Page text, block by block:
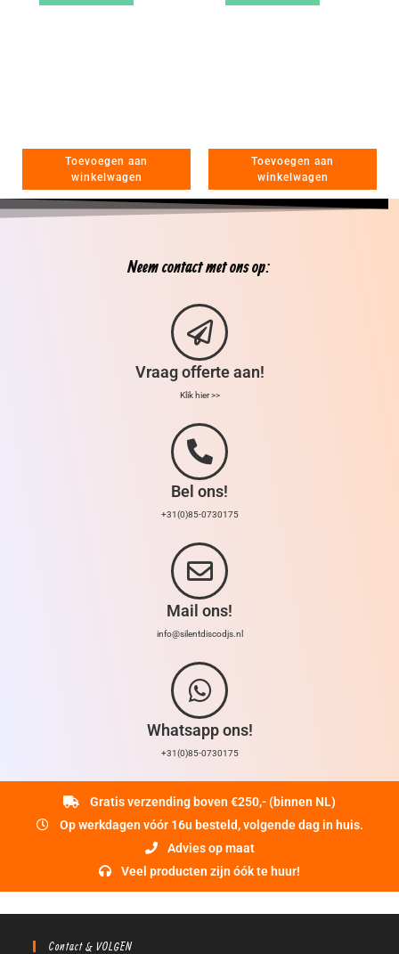
Toevoegen aan
winkelwagen
Toevoegen aan
winkelwagen
Neem contact met ons op:
Vraag offerte aan!
Klik hier >>
Bel ons!
+31(0)85-0730175
Mail ons!
info@silentdiscodjs.nl
Whatsapp ons!
+31(0)85-0730175
Gratis verzending boven €250,- (binnen NL)
Op werkdagen vóór 16u besteld, volgende dag in huis.
Advies op maat
Veel producten zijn óók te huur!
Contact & VOLGEN